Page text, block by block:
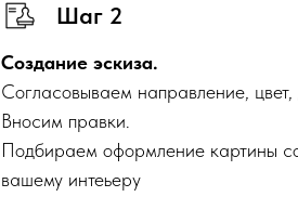
Шаг 2
Создание эскиза.
Согласовываем направление, цвет,
Вносим правки.
Подбираем оформление картины
вашему интеьеру